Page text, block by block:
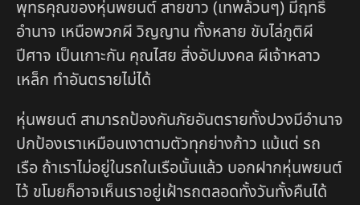
พุทธคุณของหุ่นพยนต์ สายขาว (เทพล้วนๆ) มีฤทธิ์
อำนาจ เหนือพวกผี วิญญาน ทั้งหลาย ขับไล่ภูติผี
ปีศาจ เป็นเกาะกัน คุณไสย สิ่งอัปมงคล ผีเจ้าหลาว
เหล็ก ทำอันตรายไม่ได้
หุ่นพยนต์ สามารถป้องกันภัยอันตรายทั้งปวงมีอำนาจ
ปกป้องเราเหมือนเงาตามตัวทุกย่างก้าว แม้แต่ รถ
เรือ ถ้าเราไม่อยู่ในรถในเรือนั้นแล้ว บอกฝากหุ่นพยนต์
ไว้ ขโมยก็อาจเห็นเราอยู่เฝ้ารถตลอดทั้งวันทั้งคืนได้